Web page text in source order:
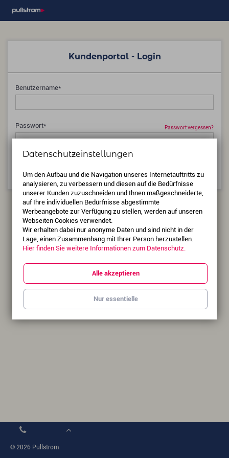
Kundenportal - Login
Benutzername*
Passwort* Passwort vergessen?
LOGIN
© 2026 Pullstrom
Datenschutzeinstellungen
Um den Aufbau und die Navigation unseres Internetauftritts zu
analysieren, zu verbessern und diesen auf die Bedürfnisse
unserer Kunden zuzuschneiden und Ihnen maßgeschneiderte,
auf Ihre individuellen Bedürfnisse abgestimmte
Werbeangebote zur Verfügung zu stellen, werden auf unseren
Webseiten Cookies verwendet.
Wir erhalten dabei nur anonyme Daten und sind nicht in der
Lage, einen Zusammenhang mit Ihrer Person herzustellen.
Hier finden Sie weitere Informationen zum Datenschutz.
Alle akzeptieren
Nur essentielle